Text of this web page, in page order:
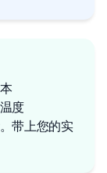
度
带上您的实